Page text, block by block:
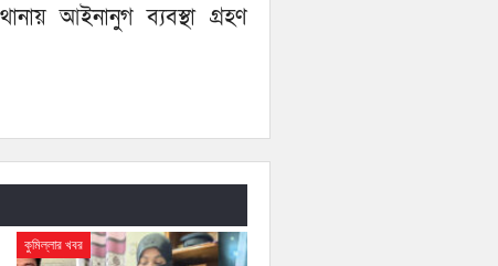
আইনানুগ ব্যবস্থা গ্রহণ
কুমিল্লার খবর